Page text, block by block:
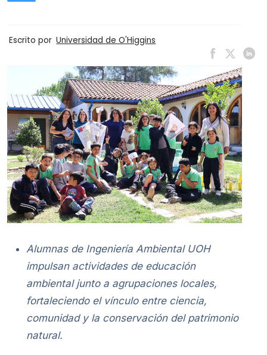
Escrito por Universidad de O'Higgins
Alumnas de Ingeniería Ambiental UOH
impulsan actividades de educación
ambiental junto a agrupaciones locales,
fortaleciendo el vínculo entre ciencia,
comunidad y la conservación del patrimonio
natural.